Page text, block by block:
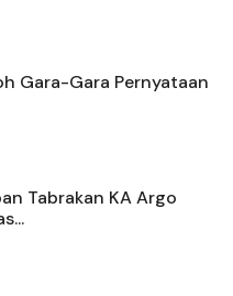
Gara-Gara Pernyataan
Tabrakan KA Argo